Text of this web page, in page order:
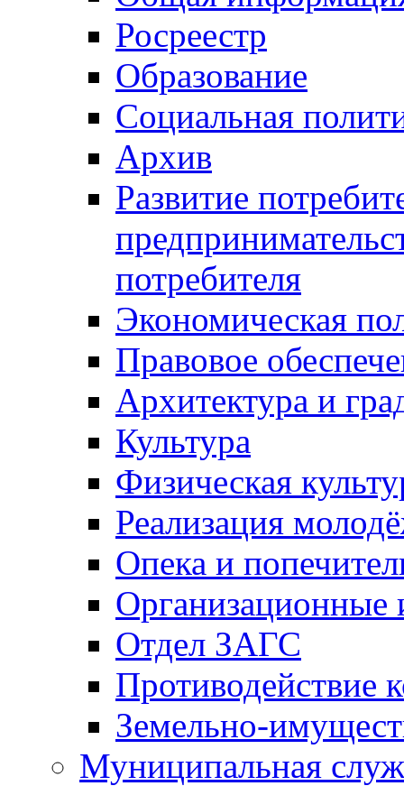
Росреестр
Образование
Социальная
Архив
Развитие
потребителя
Экономическая
Правовое
Архитектура и
Культура
Физическая
Реализация
Опека и
Отдел ЗАГС
Противодействие
Земельно-
Муниципальная